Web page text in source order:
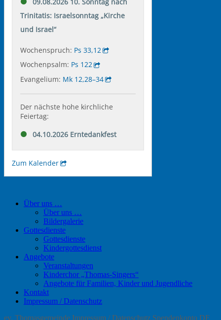
Über uns …
Über uns …
Bildergalerie
Gottesdienste
Gottesdienste
Kindergottesdienst
Angebote
Veranstaltungen
Kinderchor „Thomas-Singers“
Angebote für Familien, Kinder und Jugendliche
Kontakt
Impressum / Datenschutz
ev. Thomasgemeinde Impressum / Datenschutz Spendenkonto DE